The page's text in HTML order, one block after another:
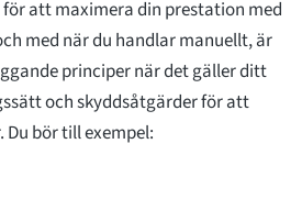
att maximera din prestation med
med när du handlar manuellt, är
principer när det gäller ditt
och skyddsåtgärder för att
bör till exempel: